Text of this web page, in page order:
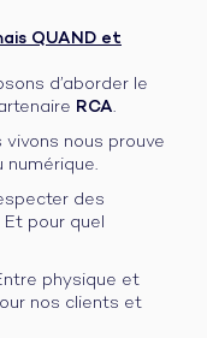
QUAND et
d’aborder le
RCA.
nous prouve
numérique.
des
pour quel
physique et
nos clients et